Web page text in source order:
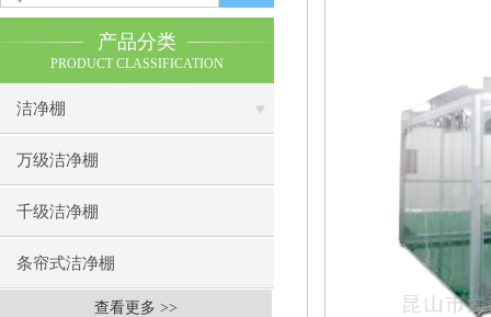
产品分类
PRODUCT CLASSIFICATION
洁净棚
万级洁净棚
千级洁净棚
条帘式洁净棚
查看更多 >>